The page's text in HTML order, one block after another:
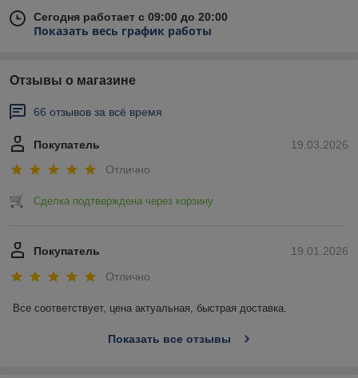
Сегодня работает с 09:00 до 20:00
Показать весь график работы
Отзывы о магазине
66 отзывов за всё время
19.03.2026
Покупатель
Отлично
Сделка подтверждена через корзину
19.01.2026
Покупатель
Отлично
Все соответствует, цена актуальная, быстрая доставка.
Показать все отзывы